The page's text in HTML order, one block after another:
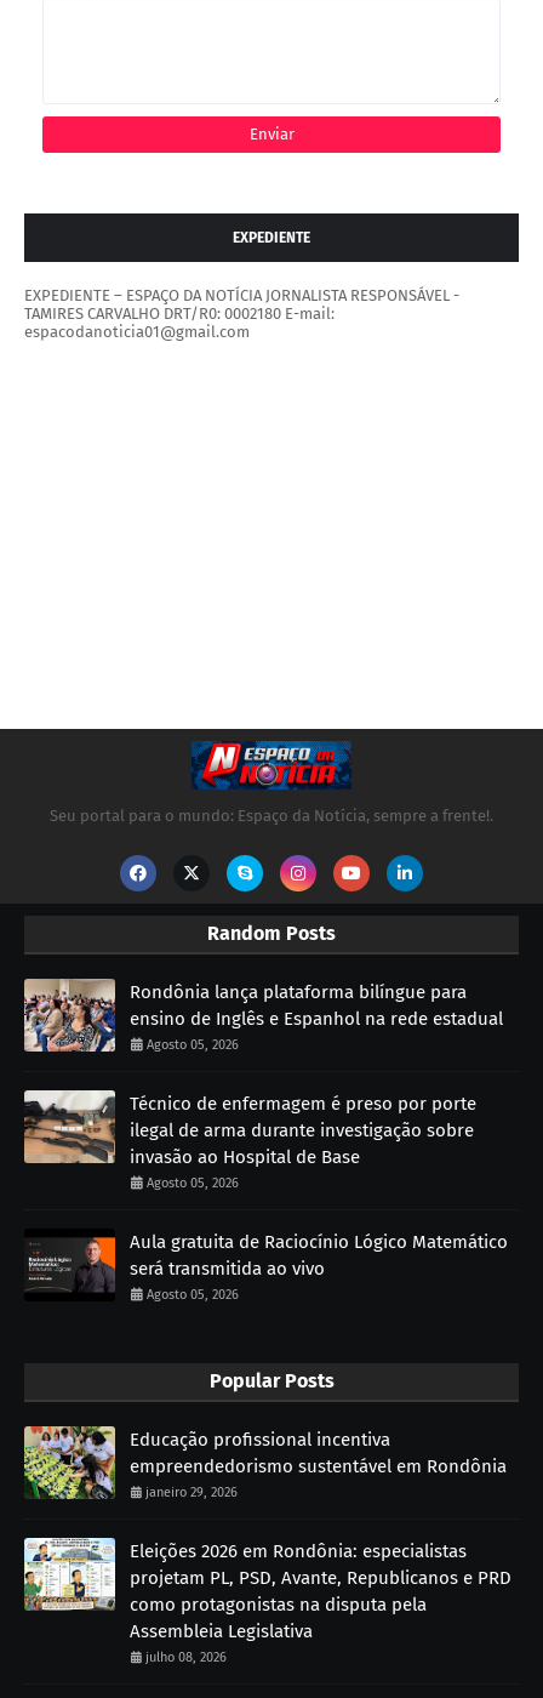
EXPEDIENTE
EXPEDIENTE – ESPAÇO DA NOTÍCIA JORNALISTA RESPONSÁVEL -
TAMIRES CARVALHO DRT/R0: 0002180 E-mail:
espacodanoticia01@gmail.com
Seu portal para o mundo: Espaço da Notícia, sempre a frente!.
Random Posts
Rondônia lança plataforma bilíngue para
ensino de Inglês e Espanhol na rede estadual
Agosto 05, 2026
Técnico de enfermagem é preso por porte
ilegal de arma durante investigação sobre
invasão ao Hospital de Base
Agosto 05, 2026
Aula gratuita de Raciocínio Lógico Matemático
será transmitida ao vivo
Agosto 05, 2026
Popular Posts
Educação profissional incentiva
empreendedorismo sustentável em Rondônia
janeiro 29, 2026
Eleições 2026 em Rondônia: especialistas
projetam PL, PSD, Avante, Republicanos e PRD
como protagonistas na disputa pela
Assembleia Legislativa
julho 08, 2026